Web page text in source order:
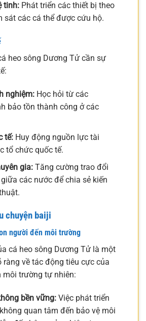
tinh:Phát triển các thiết bị theo
sát các cá thể được cứu hộ.
heo sông Dương Tử cần sự
nghiệm:Học hỏi từ các
bảo tồn thành công ở các
tế:Huy động nguồn lực tài
tổ chức quốc tế.
gia:Tăng cường trao đổi
các nước để chia sẻ kiến
chuyện baiji
người đến môi trường
cá heo sông Dương Tử là một
ràng về tác động tiêu cực của
môi trường tự nhiên:
bền vững:Việc phát triển
quan tâm đến bảo vệ môi